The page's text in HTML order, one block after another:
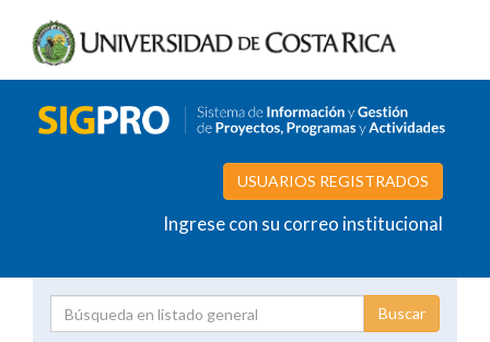
USUARIOS REGISTRADOS
Ingrese con su correo institucional